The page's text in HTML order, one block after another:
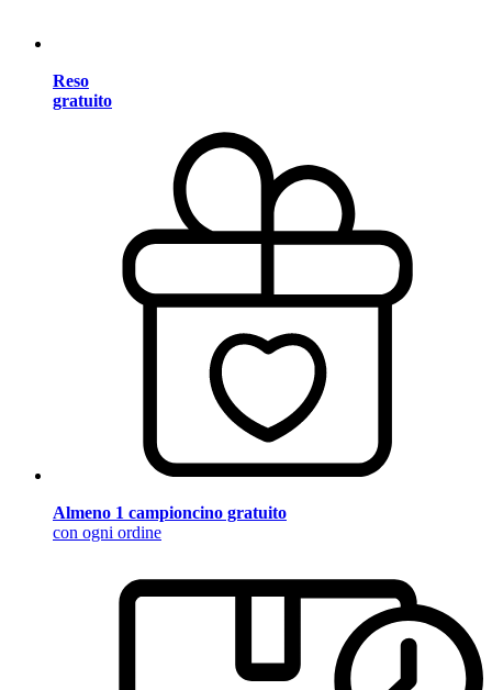
Reso
gratuito
Almeno 1 campioncino gratuito
con ogni ordine